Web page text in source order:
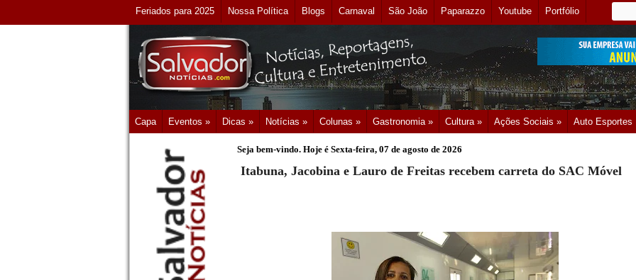
Feriados para 2025 Nossa Política Blogs Carnaval São João Paparazzo Youtube Portfólio
Capa Eventos » Dicas » Notícias » Colunas » Gastronomia » Cultura » Ações Sociais » Auto Esportes
Seja bem-vindo. Hoje é Sexta-feira, 07 de agosto de 2026
Itabuna, Jacobina e Lauro de Freitas recebem carreta do SAC Móvel